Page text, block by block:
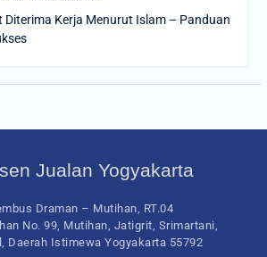
Diterima Kerja Menurut Islam – Panduan
Jualan Yogyakarta
Draman – Mutihan, RT.04
No. 99, Mutihan, Jatigrit, Srimartani,
Daerah Istimewa Yogyakarta 55792